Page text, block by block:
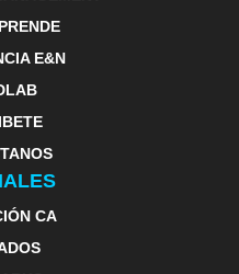
E&N
CA